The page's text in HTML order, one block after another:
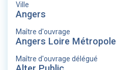
Ville
Angers
Maître d'ouvrage
Angers Loire Métropole
Maître d'ouvrage délégué